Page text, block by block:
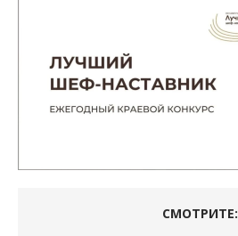
СМОТРИТЕ: